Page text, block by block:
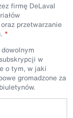
firmę DeLaval
przetwarzanie
w
o tym, w jaki
gromadzone za